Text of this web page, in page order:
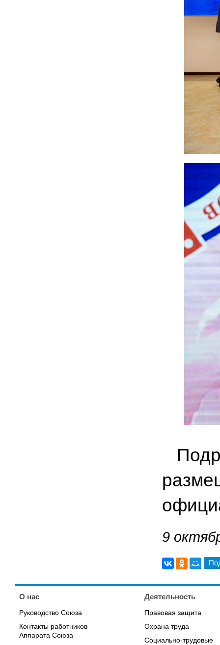
9
О нас
Руководство Союза
Контакты работников
Аппарата Союза
Деятельность
Правовая защита
Охрана труда
Социально-трудовые